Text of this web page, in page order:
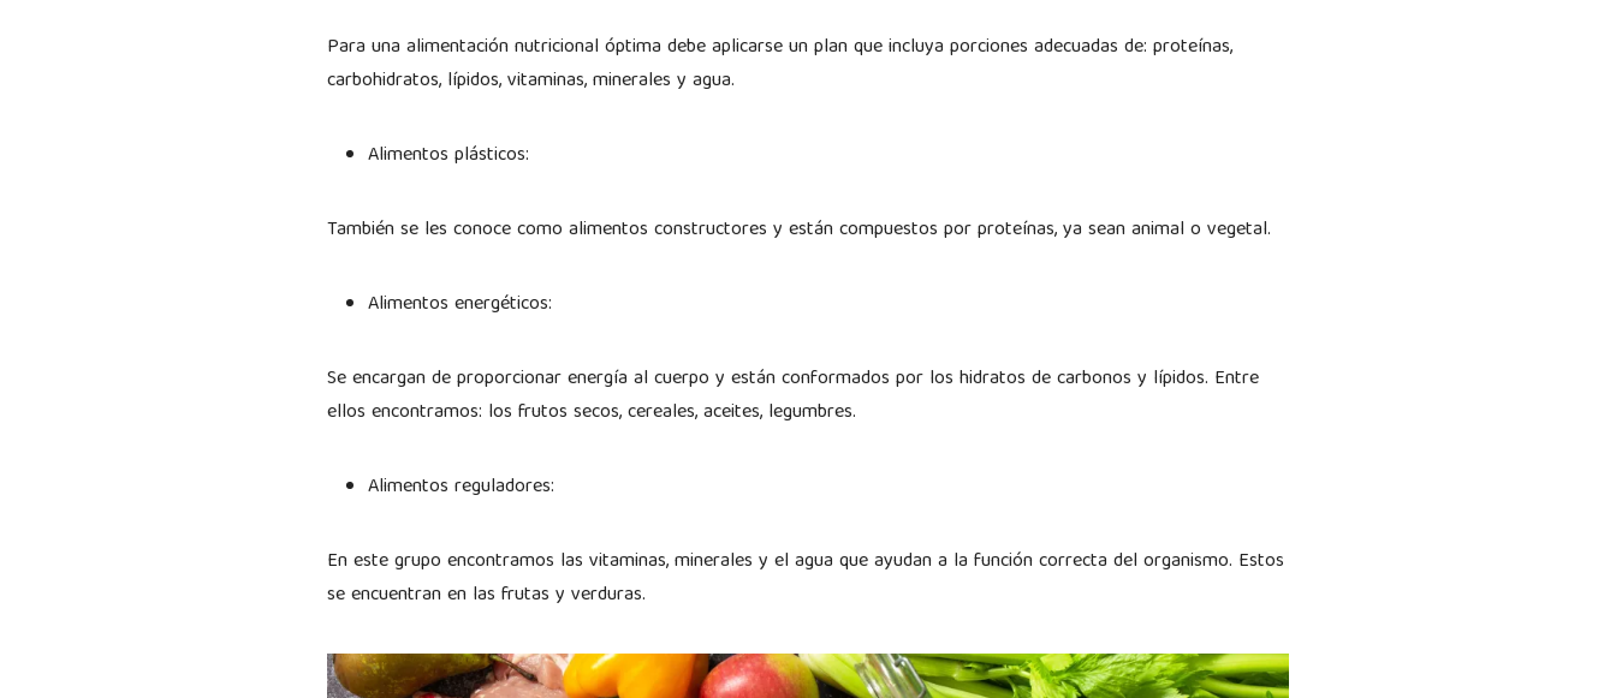
Para una alimentación nutricional óptima debe aplicarse un plan que incluya porciones adecuadas de: proteínas,
carbohidratos, lípidos, vitaminas, minerales y agua.
Alimentos plásticos:
También se les conoce como alimentos constructores y están compuestos por proteínas, ya sean animal o vegetal.
Alimentos energéticos:
Se encargan de proporcionar energía al cuerpo y están conformados por los hidratos de carbonos y lípidos. Entre
ellos encontramos: los frutos secos, cereales, aceites, legumbres.
Alimentos reguladores:
En este grupo encontramos las vitaminas, minerales y el agua que ayudan a la función correcta del organismo. Estos
se encuentran en las frutas y verduras.